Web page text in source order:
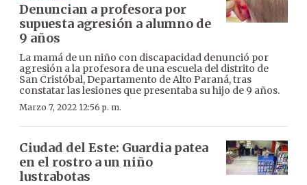
Denuncian a profesora por
supuesta agresión a alumno de
9 años
La mamá de un niño con discapacidad denunció por
agresión a la profesora de una escuela del distrito de
San Cristóbal, Departamento de Alto Paraná, tras
constatar las lesiones que presentaba su hijo de 9 años.
Marzo 7, 2022 12:56 p. m.
Ciudad del Este: Guardia patea
en el rostro a un niño
lustrabotas